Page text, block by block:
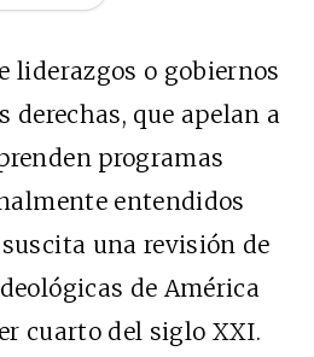
liderazgos o gobiernos
derechas, que apelan a
programas
entendidos
una revisión de
de América
cuarto del siglo XXI.